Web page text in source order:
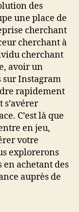
Instagram
en
toute
confiance
avec
CeliAgency
des
une place de
cherchant
cherchant à
cherchant
avoir un
Instagram
rapidement
C’est là que
en jeu,
votre
explorerons
en achetant des
auprès de